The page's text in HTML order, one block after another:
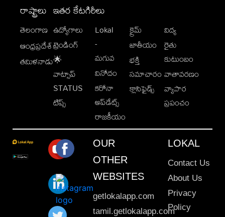
రాష్ట్రాలు
తెలంగాణ
ఆంధ్రప్రదేశ్
తమిళనాడు
ఇతర కేటగిరీలు
ఉద్యోగాలు
ట్రెండింగ్
🌟
వాట్సాప్
STATUS
టిప్స్
Lokal
-
మగువ
వినోదం
కరోనా
అప్‌డేట్స్
రాజకీయం
క్రైమ్
జాతీయం
భక్తి
సమాచారం
క్లాసిఫైడ్స్
విద్య
రైతు
కుటుంబం
వాతావరణం
వ్యాపార
ప్రపంచం
OUR
OTHER
WEBSITES
getlokalapp.com
tamil.getlokalapp.com
LOKAL
Contact Us
About Us
Privacy
Policy